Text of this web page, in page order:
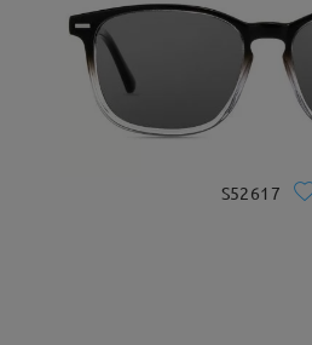
S52617